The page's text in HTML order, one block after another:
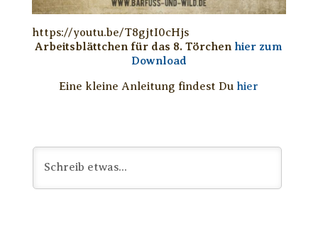
https://youtu.be/T8gjtI0cHjs
Arbeitsblättchen für das 8. Törchen hier zum
Download
Eine kleine Anleitung findest Du hier